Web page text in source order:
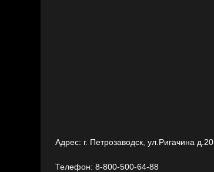
Адрес: г. Петрозаводск, ул.Ригачина д.20
Телефон: 8-800-500-64-88